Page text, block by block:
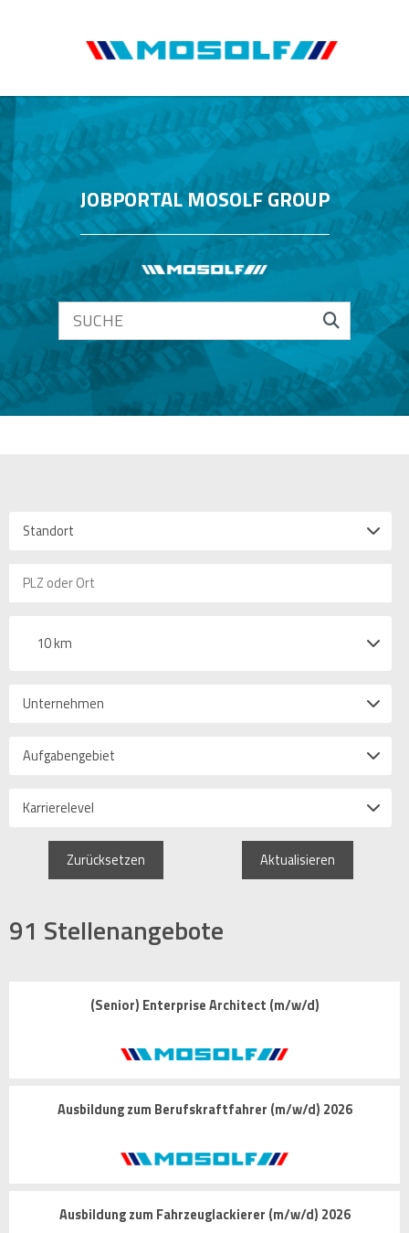
JOBPORTAL MOSOLF GROUP
Standort
10 km
Unternehmen
Aufgabengebiet
Karrierelevel
Zurücksetzen Aktualisieren
91 Stellenangebote
(Senior) Enterprise Architect (m/w/d)
Ausbildung zum Berufskraftfahrer (m/w/d) 2026
Ausbildung zum Fahrzeuglackierer (m/w/d) 2026